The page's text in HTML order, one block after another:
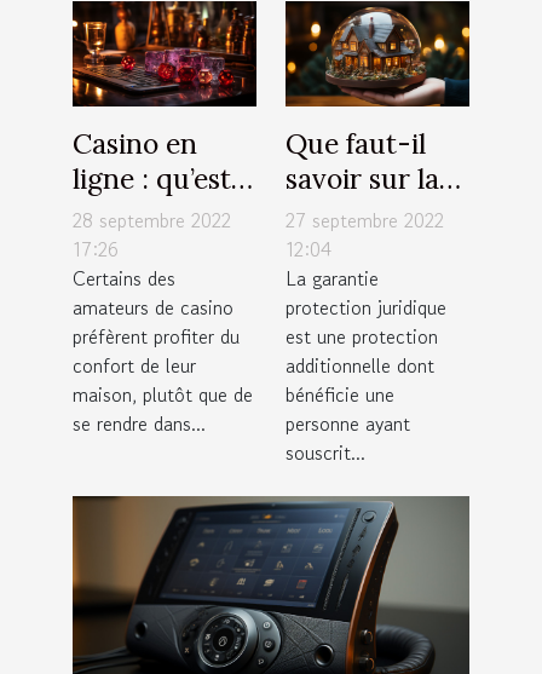
Casino en
ligne : qu’est-
ce qu’il faut
savoir sur les
techniques de
jeu ?
28 septembre 2022
17:26
Certains des
amateurs de casino
préfèrent profiter du
confort de leur
maison, plutôt que de
se rendre dans...
Que faut-il
savoir sur la
garantie
protection
juridique pour
votre
assurance
habitation ?
27 septembre 2022
12:04
La garantie
protection juridique
est une protection
additionnelle dont
bénéficie une
personne ayant
souscrit...